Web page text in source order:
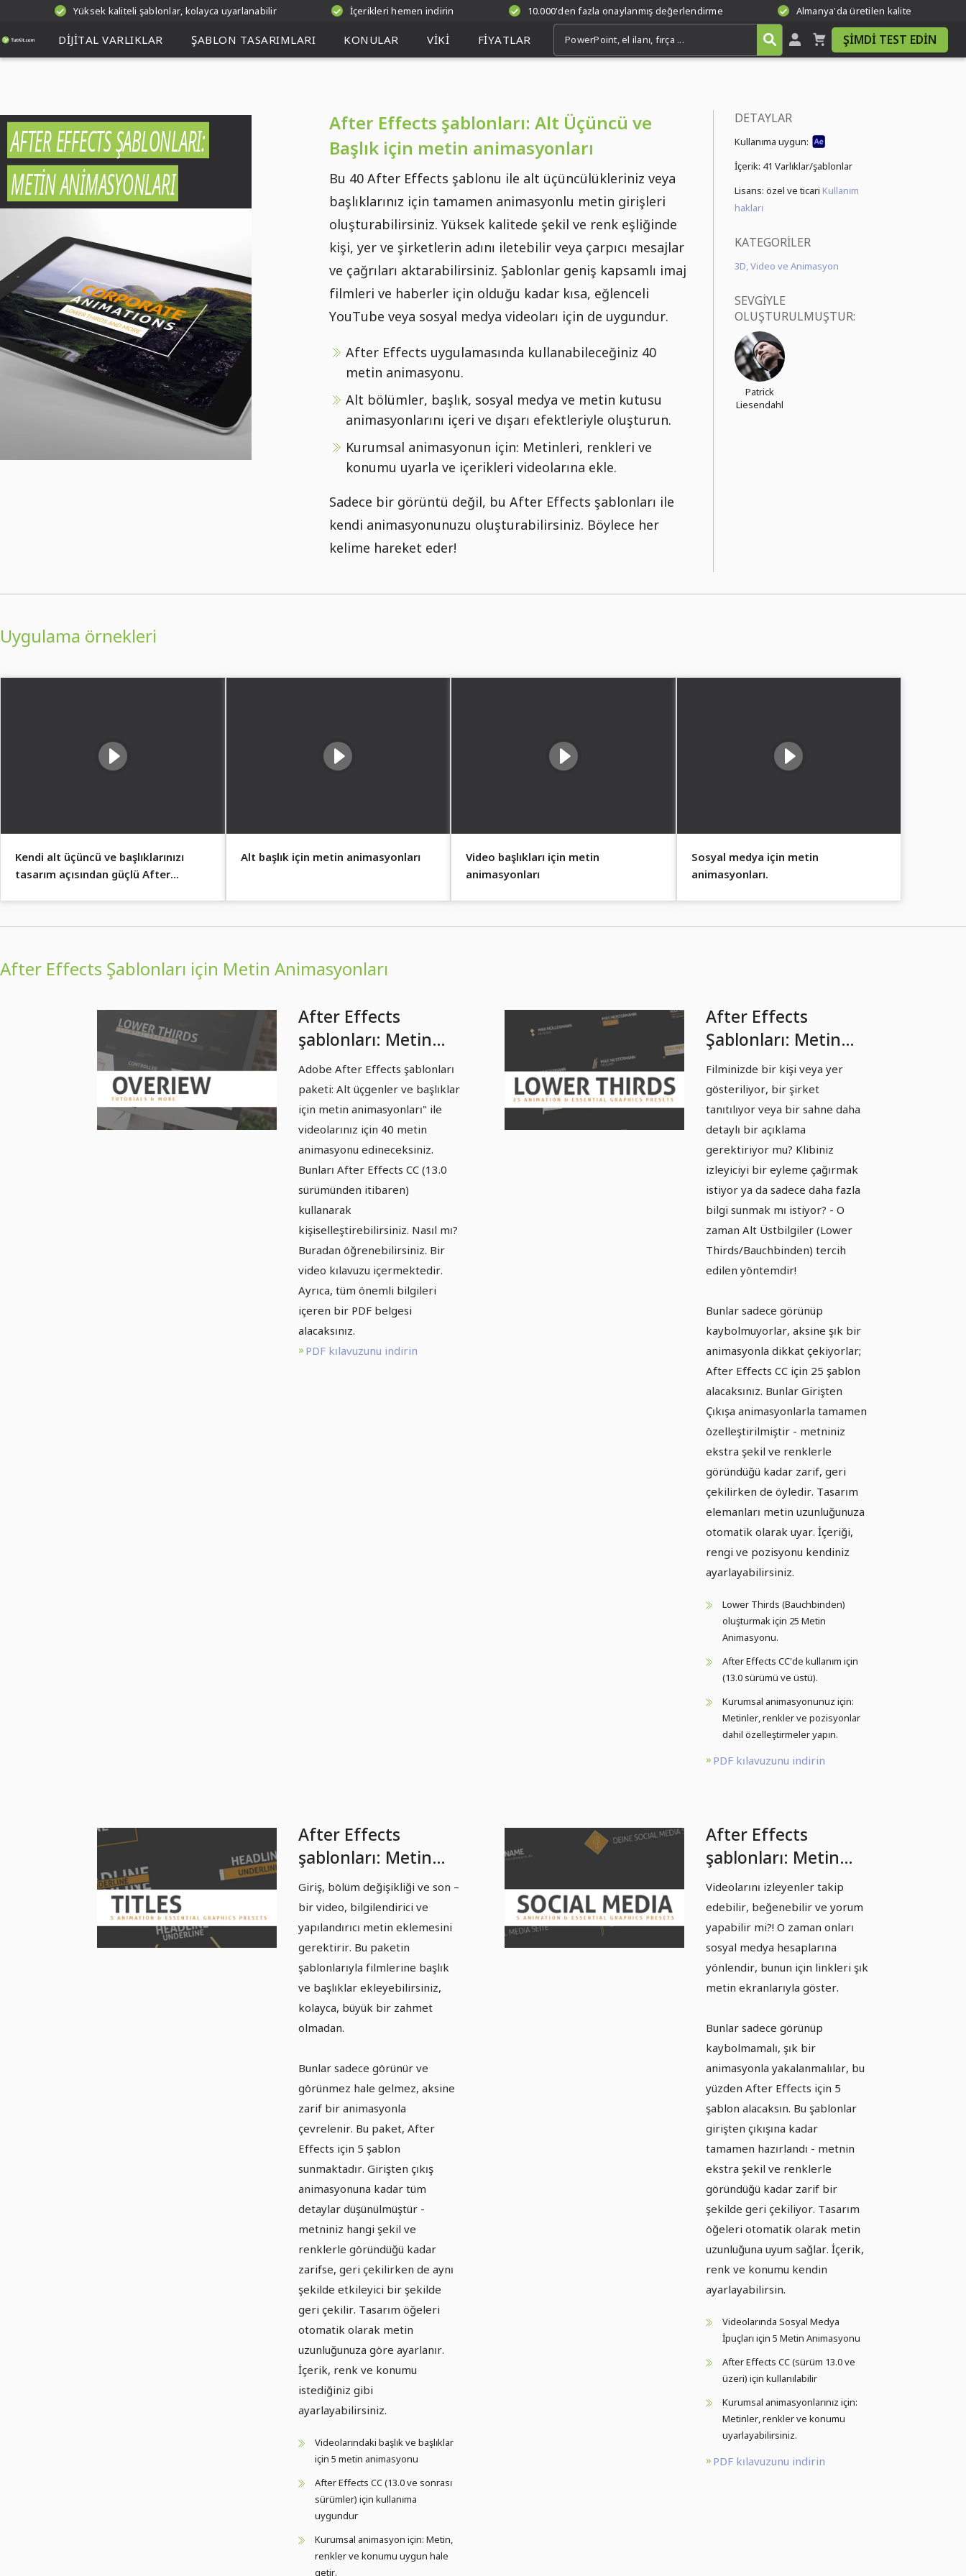
Yüksek kaliteli şablonlar, kolayca uyarlanabilir İçerikleri hemen indirin 10.000'den fazla onaylanmış değerlendirme Almanya'da üretilen kalite
DIJITAL VARLIKLAR ŞABLON TASARIMLARI KONULAR VIKI FIYATLAR ŞIMDI TEST EDIN
AFTER EFFECTS ŞABLONLARI:
METIN ANIMASYONLARI
After Effects şablonları: Alt Üçüncü ve
Başlık için metin animasyonları
Bu 40 After Effects şablonu ile alt üçüncülükleriniz veya
başlıklarınız için tamamen animasyonlu metin girişleri
oluşturabilirsiniz. Yüksek kalitede şekil ve renk eşliğinde
kişi, yer ve şirketlerin adını iletebilir veya çarpıcı mesajlar
ve çağrıları aktarabilirsiniz. Şablonlar geniş kapsamlı imaj
filmleri ve haberler için olduğu kadar kısa, eğlenceli
YouTube veya sosyal medya videoları için de uygundur.
After Effects uygulamasında kullanabileceğiniz 40
metin animasyonu.
Alt bölümler, başlık, sosyal medya ve metin kutusu
animasyonlarını içeri ve dışarı efektleriyle oluşturun.
Kurumsal animasyonun için: Metinleri, renkleri ve
konumu uyarla ve içerikleri videolarına ekle.
Sadece bir görüntü değil, bu After Effects şablonları ile
kendi animasyonunuzu oluşturabilirsiniz. Böylece her
kelime hareket eder!
DETAYLAR
Kullanıma uygun:
İçerik: 41 Varlıklar/şablonlar
Lisans: özel ve ticari Kullanım
hakları
KATEGORILER
3D, Video ve Animasyon
SEVGIYLE
OLUŞTURULMUŞTUR:
Patrick
Liesendahl
Uygulama örnekleri
Kendi alt üçüncü ve başlıklarınızı
tasarım açısından güçlü After
Alt başlık için metin animasyonları
Video başlıkları için metin
animasyonları
Sosyal medya için metin
animasyonları.
After Effects Şablonları için Metin Animasyonları
After Effects
şablonları: Metin
animasyonları - 1
Genel Bakış &
Kılavuzlar
Adobe After Effects şablonları
paketi: Alt üçgenler ve başlıklar
için metin animasyonları" ile
videolarınız için 40 metin
animasyonu edineceksiniz.
Bunları After Effects CC (13.0
sürümünden itibaren)
kullanarak
kişiselleştirebilirsiniz. Nasıl mı?
Buradan öğrenebilirsiniz. Bir
video kılavuzu içermektedir.
Ayrıca, tüm önemli bilgileri
içeren bir PDF belgesi
alacaksınız.
PDF kılavuzunu indirin
After Effects
Şablonları: Metin
Animasyonları - 2
Alt Üçte Bir,
Bauchbinden
Filminizde bir kişi veya yer
gösteriliyor, bir şirket
tanıtılıyor veya bir sahne daha
detaylı bir açıklama
gerektiriyor mu? Klibiniz
izleyiciyi bir eyleme çağırmak
istiyor ya da sadece daha fazla
bilgi sunmak mı istiyor? - O
zaman Alt Üstbilgiler (Lower
Thirds/Bauchbinden) tercih
edilen yöntemdir!
Bunlar sadece görünüp
kaybolmuyorlar, aksine şık bir
animasyonla dikkat çekiyorlar;
After Effects CC için 25 şablon
alacaksınız. Bunlar Girişten
Çıkışa animasyonlarla tamamen
özelleştirilmiştir - metniniz
ekstra şekil ve renklerle
göründüğü kadar zarif, geri
çekilirken de öyledir. Tasarım
elemanları metin uzunluğunuza
otomatik olarak uyar. İçeriği,
rengi ve pozisyonu kendiniz
ayarlayabilirsiniz.
Lower Thirds (Bauchbinden)
oluşturmak için 25 Metin
Animasyonu.
After Effects CC'de kullanım için
(13.0 sürümü ve üstü).
Kurumsal animasyonunuz için:
Metinler, renkler ve pozisyonlar
dahil özelleştirmeler yapın.
PDF kılavuzunu indirin
After Effects
şablonları: Metin
animasyonları - 3
başlık, başlıkalar.
Giriş, bölüm değişikliği ve son –
bir video, bilgilendirici ve
yapılandırıcı metin eklemesini
gerektirir. Bu paketin
şablonlarıyla filmlerine başlık
ve başlıklar ekleyebilirsiniz,
kolayca, büyük bir zahmet
olmadan.
Bunlar sadece görünür ve
görünmez hale gelmez, aksine
zarif bir animasyonla
çevrelenir. Bu paket, After
Effects için 5 şablon
sunmaktadır. Girişten çıkış
animasyonuna kadar tüm
detaylar düşünülmüştür -
metniniz hangi şekil ve
renklerle göründüğü kadar
zarifse, geri çekilirken de aynı
şekilde etkileyici bir şekilde
geri çekilir. Tasarım öğeleri
otomatik olarak metin
uzunluğunuza göre ayarlanır.
İçerik, renk ve konumu
istediğiniz gibi
ayarlayabilirsiniz.
Videolarındaki başlık ve başlıklar
için 5 metin animasyonu
After Effects CC (13.0 ve sonrası
sürümler) için kullanıma
uygundur
Kurumsal animasyon için: Metin,
renkler ve konumu uygun hale
getir.
After Effects
şablonları: Metin
animasyonları - 4
sosyal medya ipucu
Videolarını izleyenler takip
edebilir, beğenebilir ve yorum
yapabilir mi?! O zaman onları
sosyal medya hesaplarına
yönlendir, bunun için linkleri şık
metin ekranlarıyla göster.
Bunlar sadece görünüp
kaybolmamalı, şık bir
animasyonla yakalanmalılar, bu
yüzden After Effects için 5
şablon alacaksın. Bu şablonlar
girişten çıkışına kadar
tamamen hazırlandı - metnin
ekstra şekil ve renklerle
göründüğü kadar zarif bir
şekilde geri çekiliyor. Tasarım
öğeleri otomatik olarak metin
uzunluğuna uyum sağlar. İçerik,
renk ve konumu kendin
ayarlayabilirsin.
Videolarında Sosyal Medya
İpuçları için 5 Metin Animasyonu
After Effects CC (sürüm 13.0 ve
üzeri) için kullanılabilir
Kurumsal animasyonlarınız için:
Metinler, renkler ve konumu
uyarlayabilirsiniz.
PDF kılavuzunu indirin